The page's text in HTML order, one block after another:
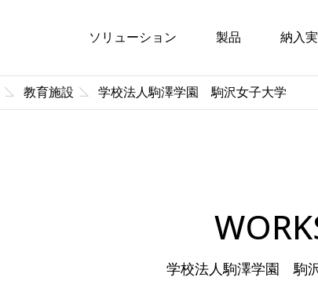
ソリューション 製品 納入
教育施設 学校法人駒澤学園 駒沢女子大学
学校法人駒澤学園 駒